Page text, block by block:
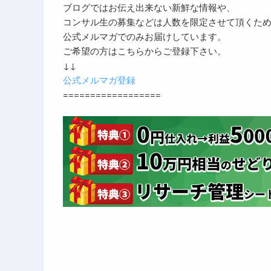
ブログではお伝え出来ない新鮮な情報や、
コンサル生の募集などは人数を限定させて頂くため
公式メルマガでのみお届けしています。
ご希望の方はこちらからご登録下さい。
↓↓
公式メルマガ登録
==================